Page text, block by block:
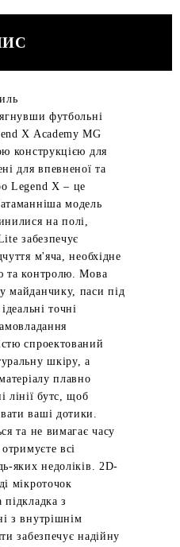
футбольні
X Academy MG
конструкцією для
для впевненої та
Legend X – це
модель
на полі,
забезпечує
м'яча, необхідне
та контролю. Мова
майданчику, паси під
точні
спроектований
шкіру, а
плавно
лінії бутс, щоб
ваші дотики.
та не вимагає часу
всі
яких недоліків. 2D-
мікроточок
з
з внутрішнім
забезпечує надійну